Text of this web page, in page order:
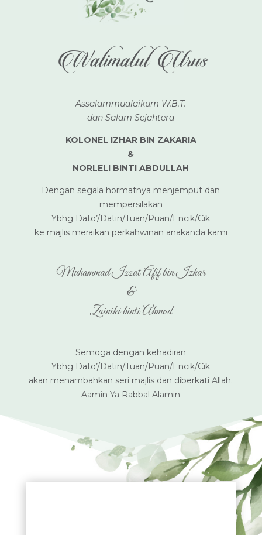
Walimatul Urus
Assalammualaikum W.B.T.
dan Salam Sejahtera
KOLONEL IZHAR BIN ZAKARIA
&
NORLELI BINTI ABDULLAH
Dengan segala hormatnya menjemput dan
mempersilakan
Ybhg Dato’/Datin/Tuan/Puan/Encik/Cik
ke majlis meraikan perkahwinan anakanda kami
Muhammad Izzat Afif bin Izhar
&
Zainiki binti Ahmad
Semoga dengan kehadiran
Ybhg Dato’/Datin/Tuan/Puan/Encik/Cik
akan menambahkan seri majlis dan diberkati Allah.
Aamin Ya Rabbal Alamin